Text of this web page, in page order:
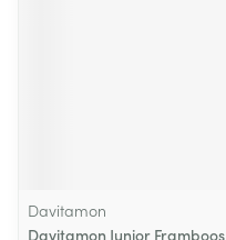
Davitamon
Davitamon Junior Framboos